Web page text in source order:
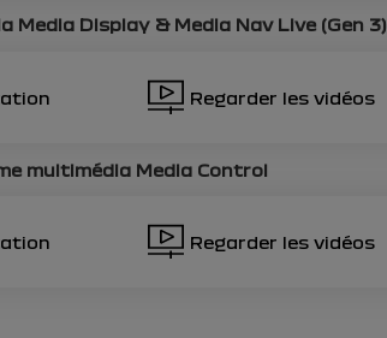
Media Display & Media Nav Live (Gen 3)
Regarder les vidéos
multimédia Media Control
Regarder les vidéos